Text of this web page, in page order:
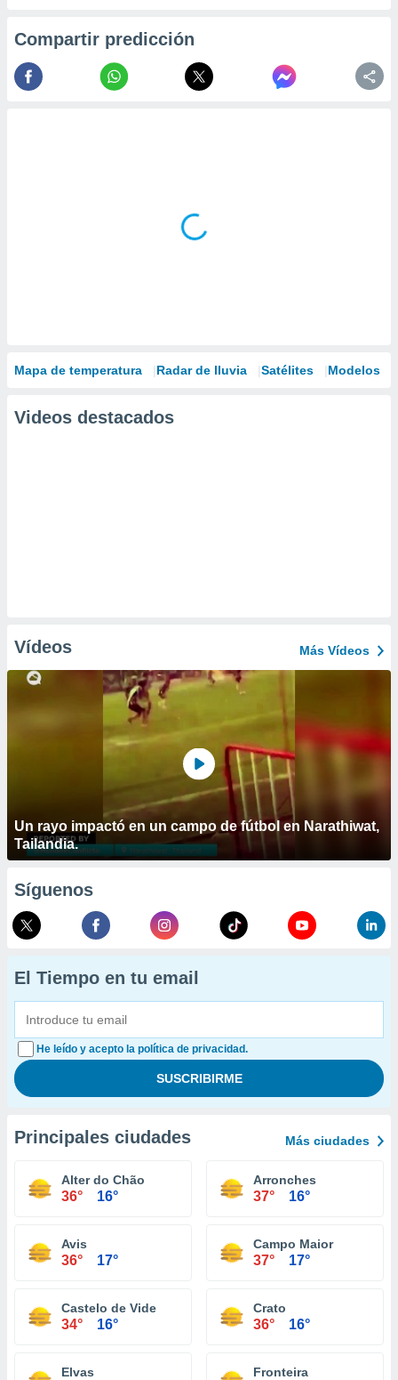
Compartir predicción
Mapa de temperatura Radar de lluvia Satélites Modelos
Videos destacados
Vídeos Más Vídeos
Un rayo impactó en un campo de fútbol en Narathiwat,
Tailandia.
Síguenos
El Tiempo en tu email
He leído y acepto la política de privacidad.
Principales ciudades Más ciudades
Alter do Chão
36° 16°
Arronches
37° 16°
Avis
36° 17°
Campo Maior
37° 17°
Castelo de Vide
34° 16°
Crato
36° 16°
Elvas Fronteira